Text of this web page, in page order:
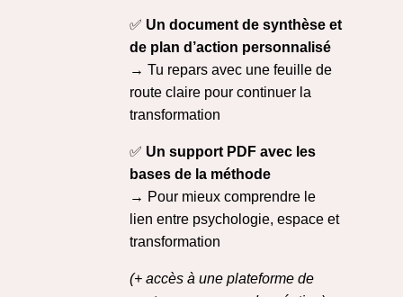
✅ Un document de synthèse et
de plan d’action personnalisé
→ Tu repars avec une feuille de
route claire pour continuer la
transformation
✅ Un support PDF avec les
bases de la méthode
→ Pour mieux comprendre le
lien entre psychologie, espace et
transformation
(+ accès à une plateforme de